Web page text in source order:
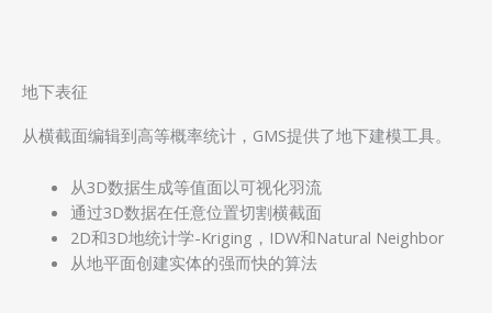
地下表征
从横截面编辑到高等概率统计，GMS提供了地下建模工具。
从3D数据生成等值面以可视化羽流
通过3D数据在任意位置切割横截面
2D和3D地统计学-Kriging，IDW和Natural Neighbor
从地平面创建实体的强而快的算法